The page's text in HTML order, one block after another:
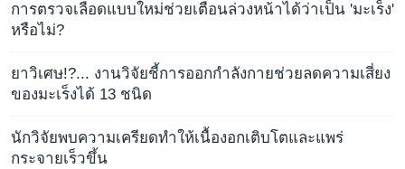
การตรวจเลือดแบบใหม่ช่วยเตือนล่วงหน้าได้ว่าเป็น 'มะเร็ง'
หรือไม่?
ยาวิเศษ!?... งานวิจัยชี้การออกกำลังกายช่วยลดความเสี่ยง
ของมะเร็งได้ 13 ชนิด
นักวิจัยพบความเครียดทำให้เนื้องอกเติบโตและแพร่
กระจายเร็วขึ้น